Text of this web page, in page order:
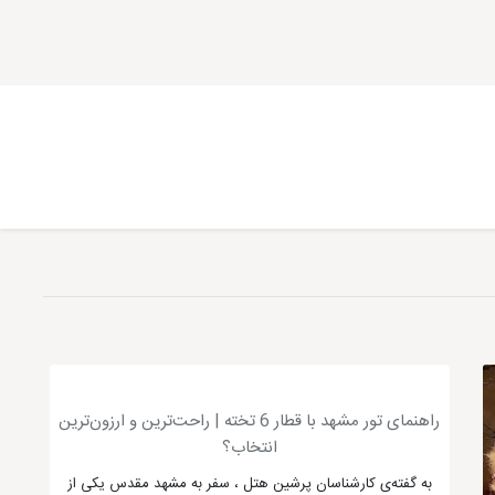
راهنمای تور مشهد با قطار 6 تخته | راحت‌ترین و ارزون‌ترین
انتخاب؟
به گفته‌ی کارشناسان پرشین هتل ، سفر به مشهد مقدس یکی از